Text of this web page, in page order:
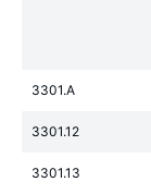
3301.A
3301.12
3301.13